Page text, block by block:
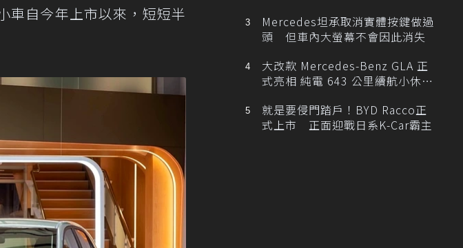
車自今年上市以來，短短半
Mercedes坦承取消實體按鍵做過
頭 但車內大螢幕不會因此消失
大改款 Mercedes-Benz GLA 正
式亮相 純電 643 公里續航小休
就是要侵門踏戶！BYD Racco正
式上市 正面迎戰日系K-Car霸主